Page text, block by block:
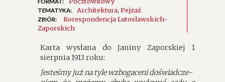
TEMATYKA: Architektura Pejzaż
ZBIÓR:
Korespondencja Lutosławskich-
Zaporskich
Karta wysłana do Janiny Zaporskiej 1
sierpnia 1913 roku:
Jesteśmy już na tyle wzbogaceni doświadcze-